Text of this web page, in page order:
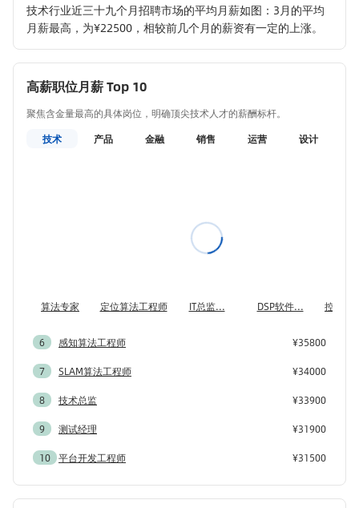
技术行业近三十九个月招聘市场的平均月薪如图：3月的平均
月薪最高，为¥22500，相较前几个月的薪资有一定的上涨。
高薪职位月薪 Top 10
聚焦含金量最高的具体岗位，明确顶尖技术人才的薪酬标杆。
技术
产品 金融 销售 运营 设计
算法专家 定位算法工程师 IT总监... DSP软件... 控制软
6 感知算法工程师
¥35800
7
SLAM算法工程师
¥34000
8
技术总监
¥33900
9
测试经理
¥31900
10 平台开发工程师 ¥31500